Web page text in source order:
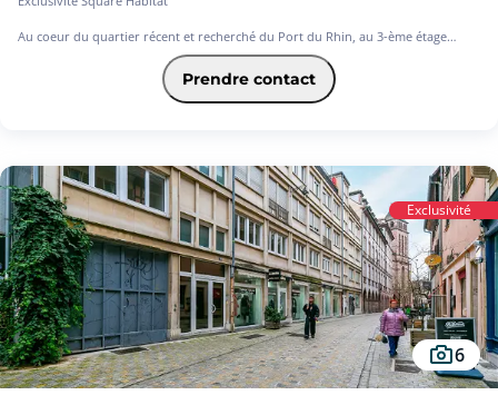
Au coeur du quartier récent et recherché du Port du Rhin, au 3-ème étage
d'une copropriété de 2018, beau 3 pièces lumineux.
Cet appartement est composé de 2 chambres, une cuisine aménagée et
équipée, une belle salle de bains et une vaste pièce de vie baignée de lumière
avec terrasse de 11 M² et place de parking.
Garantie Revente 7 ans offerte !
Pour toute information, contacter Hubert OURCET au 06.42.45.81.12 ou par
mail hubert.ourcet@squarehabitat.fr
Les informations sur les risques auxquels ce bien est exposé sont disponibles
sur le site Géorisques : www.georisques.gouv.fr
Prendre contact
Exclusivité
6